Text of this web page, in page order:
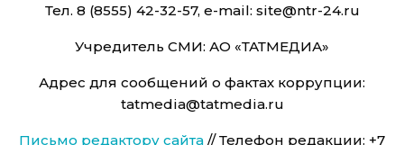
Тел. 8 (8555) 42-32-57, e-mail: site@ntr-24.ru
Учредитель СМИ: АО «ТАТМЕДИА»
Адрес для сообщений о фактах коррупции:
tatmedia@tatmedia.ru
Письмо редактору сайта // Телефон редакции: +7